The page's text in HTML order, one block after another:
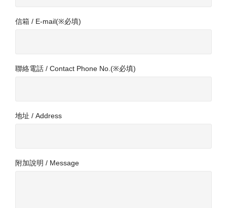
信箱 / E-mail(※必填)
聯絡電話 / Contact Phone No.(※必填)
地址 / Address
附加說明 / Message